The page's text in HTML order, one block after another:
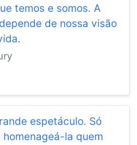
temos e somos. A
de nossa visão
espetáculo. Só
homenageá-la quem